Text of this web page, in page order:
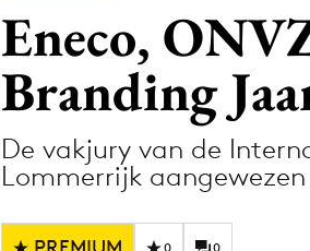
Design
Digital
Diversiteit
Eneco,
Branding
De vakjury van de
Lommerrijk
0 0